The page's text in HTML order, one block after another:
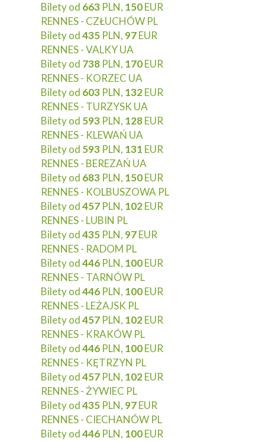
Bilety od 663 PLN, 150EUR
RENNES - CZŁUCHÓW PL
Bilety od435 PLN, 97EUR
RENNES - VALKY UA
Bilety od 738 PLN, 170EUR
RENNES - KORZEC UA
Bilety od 603 PLN, 132EUR
RENNES - TURZYSK UA
Bilety od 593 PLN, 128EUR
RENNES - KLEWAŃ UA
Bilety od 593 PLN, 131 EUR
RENNES - BEREZAŃ UA
Bilety od 683 PLN, 150EUR
RENNES - KOLBUSZOWA PL
Bilety od457 PLN, 102EUR
RENNES - LUBIN PL
Bilety od435 PLN, 97EUR
RENNES - RADOM PL
Bilety od446 PLN, 100EUR
RENNES - TARNÓW PL
Bilety od446 PLN, 100EUR
RENNES - LEŻAJSK PL
Bilety od457 PLN, 102EUR
RENNES - KRAKÓW PL
Bilety od446 PLN, 100EUR
RENNES - KĘTRZYN PL
Bilety od457 PLN, 102EUR
RENNES - ŻYWIEC PL
Bilety od435 PLN, 97EUR
RENNES - CIECHANÓW PL
Bilety od446 PLN, 100EUR